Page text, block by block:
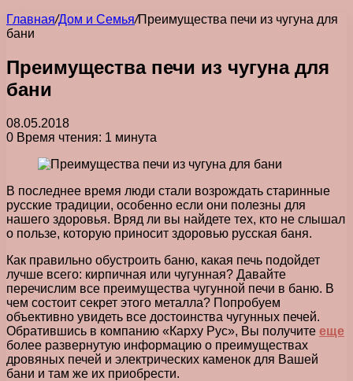
Главная/Дом и Семья/Преимущества печи из чугуна для
бани
Преимущества печи из чугуна для
бани
08.05.2018
0 Время чтения: 1 минута
В последнее время люди стали возрождать старинные
русские традиции, особенно если они полезны для
нашего здоровья. Вряд ли вы найдете тех, кто не слышал
о пользе, которую приносит здоровью русская баня.
Как правильно обустроить баню, какая печь подойдет
лучше всего: кирпичная или чугунная? Давайте
перечислим все преимущества чугунной печи в баню. В
чем состоит секрет этого металла? Попробуем
объективно увидеть все достоинства чугунных печей.
Обратившись в компанию «Карху Рус», Вы получите еще
более развернутую информацию о преимуществах
дровяных печей и электрических каменок для Вашей
бани и там же их приобрести.